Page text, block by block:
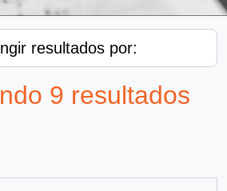
resultados por:
9 resultados